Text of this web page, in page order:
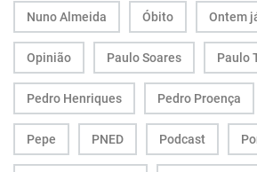
Nuno Almeida Óbito Ontem
Opinião Paulo Soares Paulo
Pedro Henriques Pedro Proença
Pepe PNED Podcast